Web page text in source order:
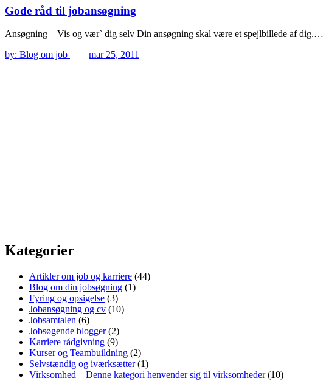
Gode råd til jobansøgning
Ansøgning – Vis og vær` dig selv Din ansøgning skal være et spejlbillede af dig.…
by: Blog om job | mar 25, 2011
Kategorier
Artikler om job og karriere (44)
Blog om din jobsøgning (1)
Fyring og opsigelse (3)
Jobansøgning og cv (10)
Jobsamtalen (6)
Jobsøgende blogger(2)
Karriere rådgivning (9)
Kurser og Teambuildning (2)
Selvstændig og iværksætter(1)
Virksomhed – Denne kategori henvender sig til virksomheder(10)